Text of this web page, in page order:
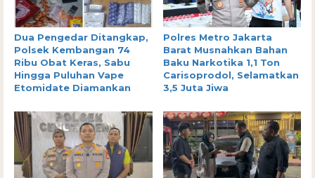
Dua Pengedar Ditangkap,
Polsek Kembangan 74
Ribu Obat Keras, Sabu
Hingga Puluhan Vape
Etomidate Diamankan
Polres Metro Jakarta
Barat Musnahkan Bahan
Baku Narkotika 1,1 Ton
Carisoprodol, Selamatkan
3,5 Juta Jiwa